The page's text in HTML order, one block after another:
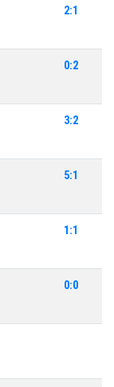
2:1
0:2
3:2
5:1
1:1
0:0